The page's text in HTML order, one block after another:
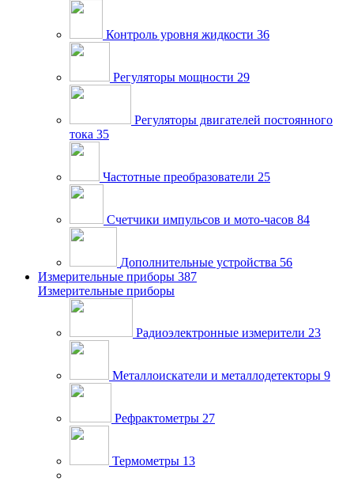
Контроль уровня жидкости 36
Регуляторы мощности 29
Регуляторы двигателей постоянного
тока 35
Частотные преобразователи 25
Счетчики импульсов и мото-часов 84
Дополнительные устройства 56
Измерительные приборы 387
Измерительные приборы
Радиоэлектронные измерители 23
Металлоискатели и металлодетекторы 9
Рефрактометры 27
Термометры 13